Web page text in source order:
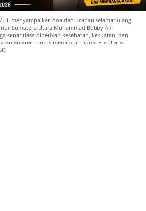
menyampaikan doa dan ucapan selamat ulang
Sumatera Utara Muhammad Bobby Afif
senantiasa diberikan kesehatan, kekuatan, dan
amanah untuk memimpin Sumatera Utara.